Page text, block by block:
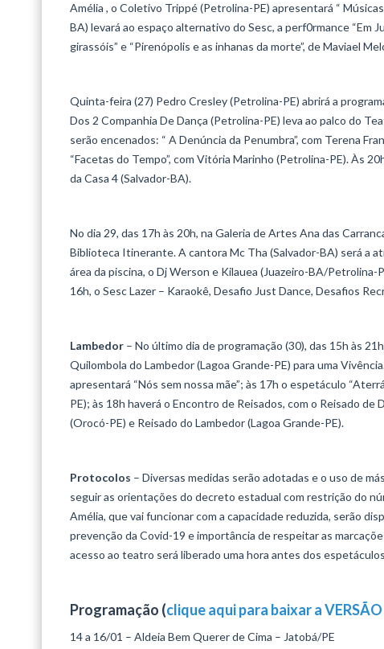
Amélia , o Coletivo Trippé (Petrolina-PE) apresentará “
BA) levará ao espaço alternativo do Sesc, a perf0rmance “Em
girassóis” e “Pirenópolis e as inhanas da morte”, de Maviael
Quinta-feira (27) Pedro Cresley (Petrolina-PE) abrirá a
Dos 2 Companhia De Dança (Petrolina-PE) leva ao palco do
serão encenados: “ A Denúncia da Penumbra”, com Terena
“Facetas do Tempo”, com Vitória Marinho (Petrolina-PE). Às
da Casa 4 (Salvador-BA).
No dia 29, das 17h às 20h, na Galeria de Artes Ana das
Biblioteca Itinerante. A cantora Mc Tha (Salvador-BA) será a
área da piscina, o Dj Werson e Kilauea (Juazeiro-BA/
16h, o Sesc Lazer – Karaokê, Desafio Just Dance, Desafios
Lambedor – No último dia de programação (30), das 15h às
Quilombola do Lambedor (Lagoa Grande-PE) para uma
apresentará “Nós sem nossa mãe”; às 17h o espetáculo
PE); às 18h haverá o Encontro de Reisados, com o Reisado de
(Orocó-PE) e Reisado do Lambedor (Lagoa Grande-PE).
Protocolos – Diversas medidas serão adotadas e o uso de
seguir as orientações do decreto estadual com restrição do
Amélia, que vai funcionar com a capacidade reduzida, serão
prevenção da Covid-19 e importância de respeitar as
acesso ao teatro será liberado uma hora antes dos
Programação (clique aqui para baixar a
14 a 16/01 – Aldeia Bem Querer de Cima – Jatobá/PE